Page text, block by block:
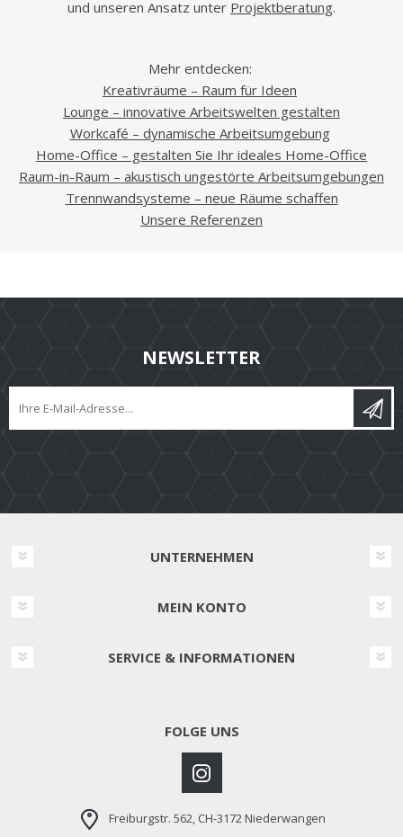
und unseren Ansatz unter Projektberatung.
Mehr entdecken:
Kreativräume – Raum für Ideen
Lounge – innovative Arbeitswelten gestalten
Workcafé – dynamische Arbeitsumgebung
Home-Office – gestalten Sie Ihr ideales Home-Office
Raum-in-Raum – akustisch ungestörte Arbeitsumgebungen
Trennwandsysteme – neue Räume schaffen
Unsere Referenzen
NEWSLETTER
UNTERNEHMEN
MEIN KONTO
SERVICE & INFORMATIONEN
FOLGE UNS
Freiburgstr. 562, CH-3172 Niederwangen